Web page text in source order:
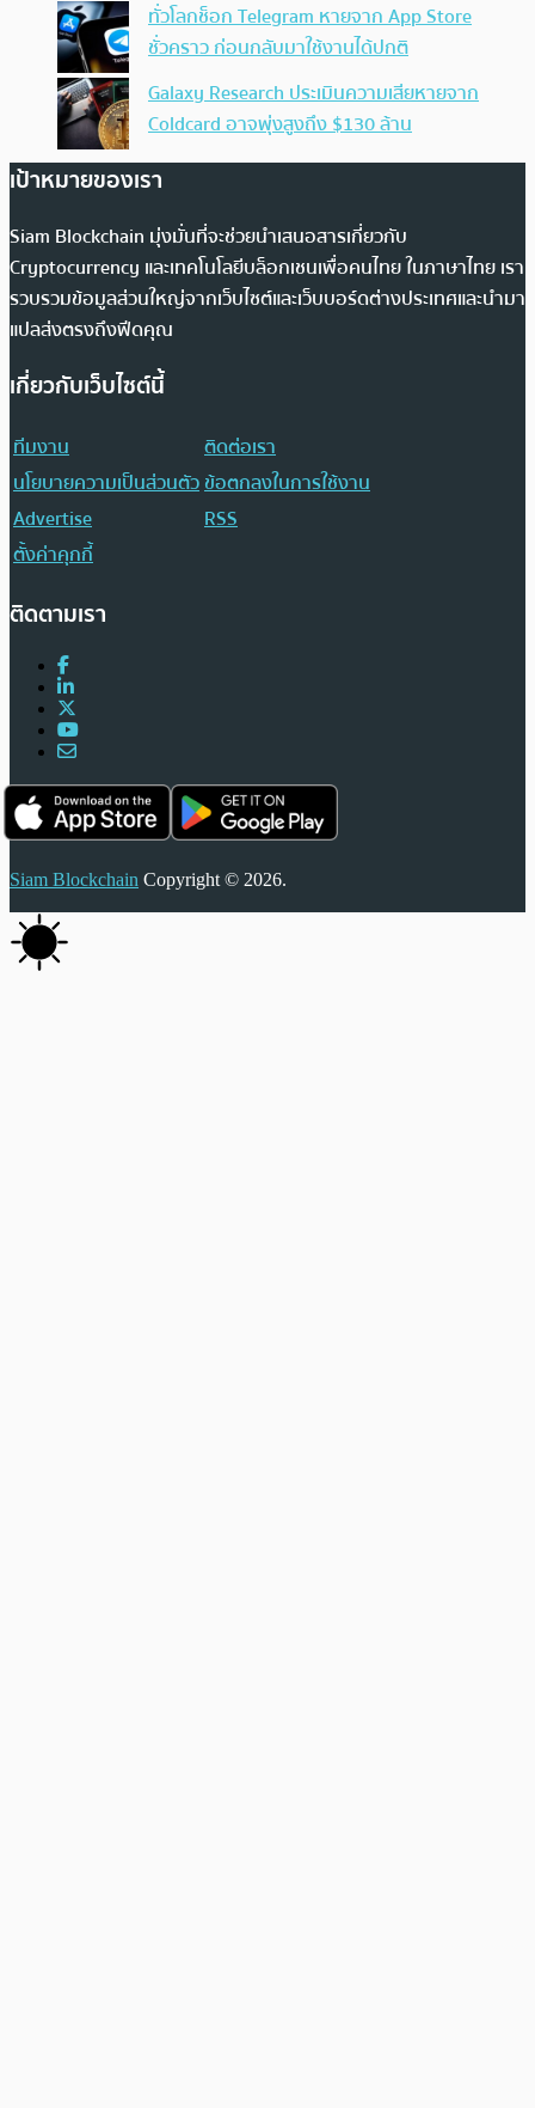
ทั่วโลกช็อก Telegram หายจาก App Store
ชั่วคราว ก่อนกลับมาใช้งานได้ปกติ
Galaxy Research ประเมินความเสียหายจาก
Coldcard อาจพุ่งสูงถึง $130 ล้าน
เป้าหมายของเรา
Siam Blockchain มุ่งมั่นที่จะช่วยนำเสนอสารเกี่ยวกับ
Cryptocurrency และเทคโนโลยีบล็อกเชนเพื่อคนไทย ในภาษาไทย เรา
รวบรวมข้อมูลส่วนใหญ่จากเว็บไซต์และเว็บบอร์ดต่างประเทศและนำมา
แปลส่งตรงถึงฟีดคุณ
เกี่ยวกับเว็บไซต์นี้
ทีมงาน
ติดต่อเรา
นโยบายความเป็นส่วนตัวข้อตกลงในการใช้งาน
Advertise
RSS
ตั้งค่าคุกกี้
ติดตามเรา
Siam Blockchain Copyright © 2026.